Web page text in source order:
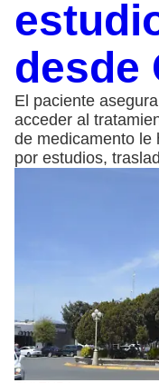
desde
El paciente
acceder al
de medicamento le
por estudios,